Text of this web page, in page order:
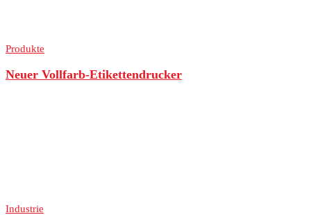
Produkte
Neuer Vollfarb-Etikettendrucker
Industrie